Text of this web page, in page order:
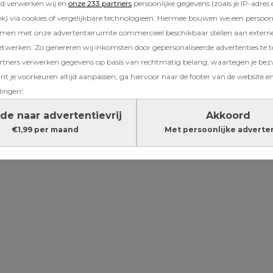
verwerken wij en onze 233 partners persoonlijke gegevens (zoals je IP-adres
via cookies of vergelijkbare technologieën. Hiermee bouwen we een
met onze advertentieruimte commercieel beschikbaar stellen aan
Zo genereren wij inkomsten door gepersonaliseerde advertenties te
verwerken gegevens op basis van rechtmatig belang, waartegen je
je voorkeuren altijd aanpassen; ga hiervoor naar de footer van de website
naar advertentievrij
€1,99 per maand
Akkoord
Met persoonlijke
zoon Hugo (13). Zowel Sammie als Hugo
zegt daarover: “Het is heel interessant
gebeurt in die levensfase. Ze vormen hun
de dingen op hun manier. Ze zijn heel
ook hun typische puberkwalen.”
Lees verder onder de advertentie